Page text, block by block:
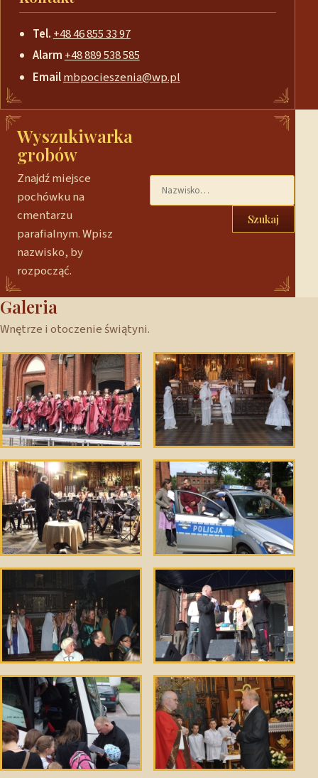
Tel. +48 46 855 33 97
Alarm+48 889 538 585
Emailmbpocieszenia@wp.pl
Wyszukiwarka
grobów
Znajdź miejsce
pochówku na
cmentarzu
parafialnym. Wpisz
nazwisko, by
rozpocząć.
Szukaj
Galeria
Wnętrze i otoczenie świątyni.